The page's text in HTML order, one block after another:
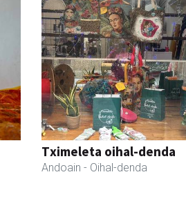
Tximeleta oihal-denda
Andoain - Oihal-denda